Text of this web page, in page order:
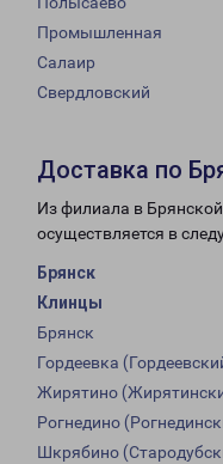
Промышленная
Салаир
Свердловский
Доставка по
Из филиала в
осуществляется в
Брянск
Клинцы
Брянск
Гордеевка
Жирятино
Рогнедино
Шкрябино